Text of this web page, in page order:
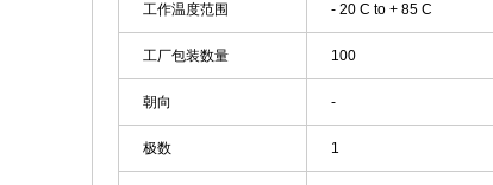
工作温度范围 - 20 C to + 85 C
工厂包装数量 100
朝向 -
极数 1